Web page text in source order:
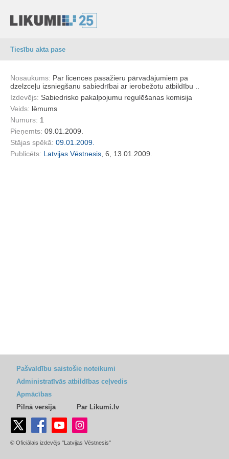
Tiesību akta pase
Nosaukums: Par licences pasažieru pārvadājumiem pa
dzelzceļu izsniegšanu sabiedrībai ar ierobežotu atbildību ..
Izdevējs: Sabiedrisko pakalpojumu regulēšanas komisija
Veids: lēmums
Numurs: 1
Pieņemts: 09.01.2009.
Stājas spēkā: 09.01.2009.
Publicēts: Latvijas Vēstnesis , 6, 13.01.2009.
Pašvaldību saistošie noteikumi
Administratīvās atbildības ceļvedis
Apmācības
Pilnā versija
Par Likumi.lv
© Oficiālais izdevējs "Latvijas Vēstnesis"